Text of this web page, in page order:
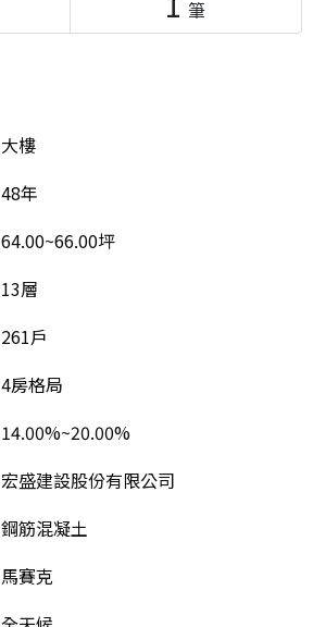
筆
大樓
48年
64.00~66.00坪
13層
261戶
4房格局
14.00%~20.00%
宏盛建設股份有限公司
鋼筋混凝土
馬賽克